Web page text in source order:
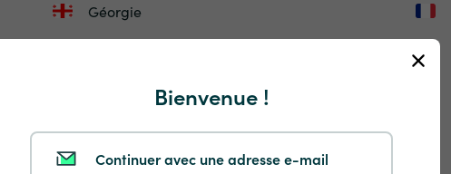
Bienvenue !
Continuer avec une adresse e-mail
Géorgie
Guinée-Bissau